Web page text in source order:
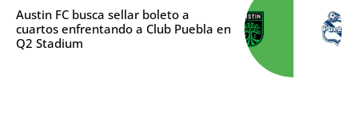
Austin FC busca sellar boleto a
cuartos enfrentando a Club Puebla en
Q2 Stadium